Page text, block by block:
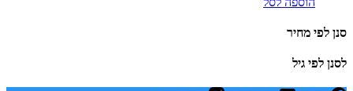
סנן לפי מחיר
לסנן לפי גיל